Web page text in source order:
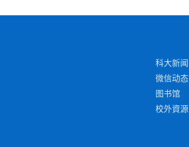
科大新闻
微信动态
图书馆
校外資源